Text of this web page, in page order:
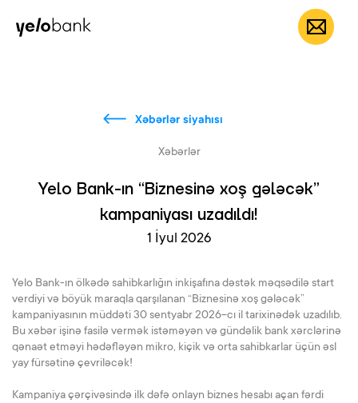
Fərdi Biznes AZ
Xəbərlər siyahısı
Xəbərlər
Yelo Bank-ın “Biznesinə xoş gələcək”
kampaniyası uzadıldı!
1 İyul 2026
Yelo Bank-ın ölkədə sahibkarlığın inkişafına dəstək məqsədilə start
verdiyi və böyük maraqla qarşılanan “Biznesinə xoş gələcək”
kampaniyasının müddəti 30 sentyabr 2026-cı il tarixinədək uzadılıb.
Bu xəbər işinə fasilə vermək istəməyən və gündəlik bank xərclərinə
qənaət etməyi hədəfləyən mikro, kiçik və orta sahibkarlar üçün əsl
yay fürsətinə çevriləcək!
Kampaniya çərçivəsində ilk dəfə onlayn biznes hesabı açan fərdi